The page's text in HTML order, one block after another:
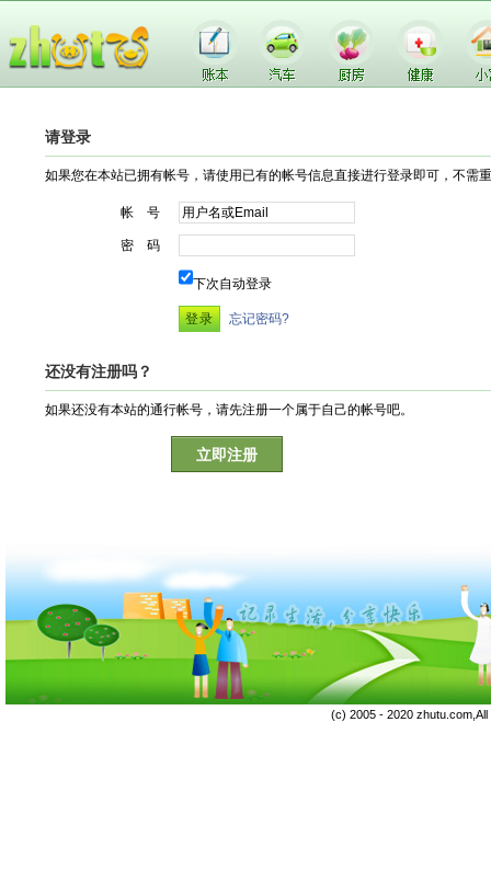
请登录
如果您在本站已拥有帐号，请使用已有的帐号信息直接进行登录即可，不需
帐 号
密 码
下次自动登录
忘记密码?
还没有注册吗？
如果还没有本站的通行帐号，请先注册一个属于自己的帐号吧。
立即注册
(c) 2005 - 2020